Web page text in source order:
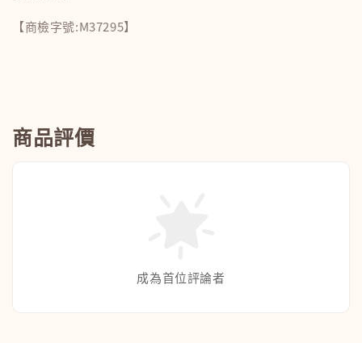
【商檢字號:M37295】
商品評價
成為首位評論者